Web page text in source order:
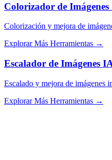
Colorizador de
Colorización y mejora de
Explorar Más Herramientas →
Escalador de Imágenes
Escalado y mejora de imágenes
Explorar Más Herramientas →